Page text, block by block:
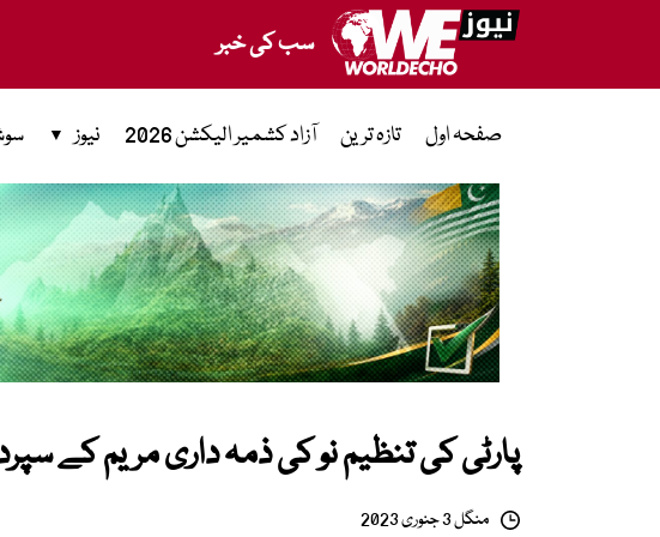
سب کی خبر
صفحہ اول تازہ ترین آزاد کشمیر الیکشن 2026 نیوز
پارٹی کی تنظیم نو کی ذمہ داری مریم کے
منگل 3 جنوری 2023